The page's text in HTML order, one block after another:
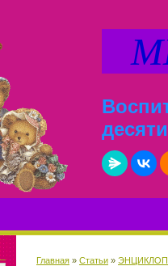
Главная » Статьи »